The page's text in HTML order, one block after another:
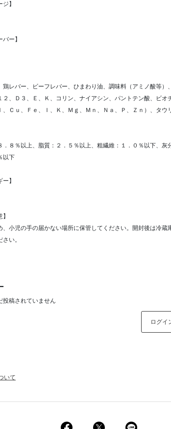
ジ】
バー】
鶏レバー、ビーフレバー、ひまわり油、調味料（アミノ酸等）
２、Ｄ３、Ｅ、Ｋ、コリン、ナイアシン、パントテン酸、ビオ
、Ｃｕ、Ｆｅ、Ｉ、Ｋ、Ｍｇ、Ｍｎ、Ｎａ、Ｐ、Ｚｎ）、タウ
．８％以上、脂質：２．５％以上、粗繊維：１．０％以下、灰
以下
ー】
、小児の手の届かない場所に保管してください。開封後は冷蔵
い。
投稿されていません
ログイ
いて